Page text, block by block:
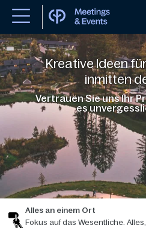
Kreative Ideen
inmitten
Vertrauen Sie uns Ihr
es
Alles an einem Ort
Fokus auf das Wesentliche.